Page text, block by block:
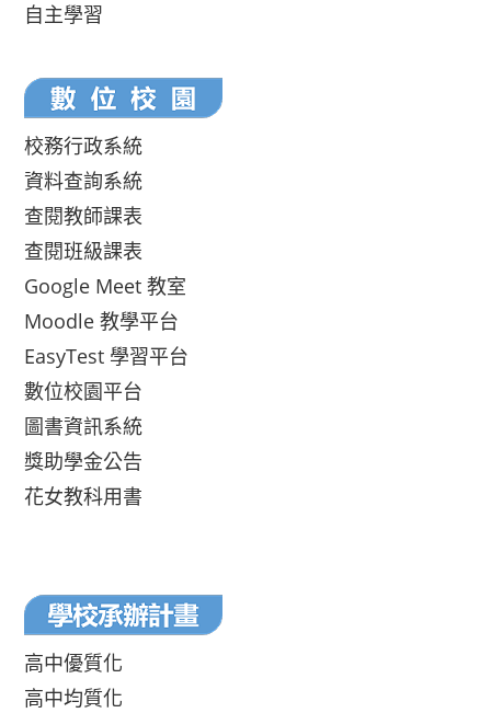
自主學習
校務行政系統
資料查詢系統
查閱教師課表
查閱班級課表
Google Meet 教室
Moodle 教學平台
EasyTest 學習平台
數位校園平台
圖書資訊系統
獎助學金公告
花女教科用書
高中優質化
高中均質化